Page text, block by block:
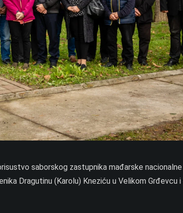
saborskog zastupnika mađarske nacionalne
Dragutinu (Karolu) Kneziću u Velikom Grđevcu